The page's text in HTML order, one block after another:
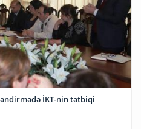
İKT-nin tətbiqi